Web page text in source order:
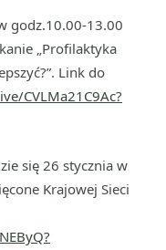
godz.10.00-13.00
„Profilaktyka
Link do
CVLMa21C9Ac?
się 26 stycznia w
Krajowej Sieci